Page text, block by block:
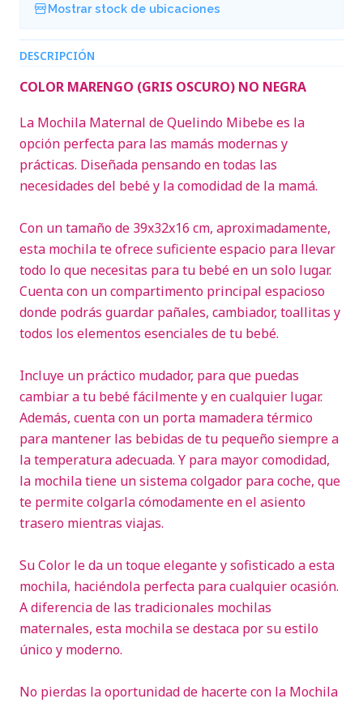
Mostrar stock de ubicaciones
DESCRIPCIÓN
COLOR MARENGO (GRIS OSCURO) NO NEGRA
La Mochila Maternal de Quelindo Mibebe es la
opción perfecta para las mamás modernas y
prácticas. Diseñada pensando en todas las
necesidades del bebé y la comodidad de la mamá.
Con un tamaño de 39x32x16 cm, aproximadamente,
esta mochila te ofrece suficiente espacio para llevar
todo lo que necesitas para tu bebé en un solo lugar.
Cuenta con un compartimento principal espacioso
donde podrás guardar pañales, cambiador, toallitas y
todos los elementos esenciales de tu bebé.
Incluye un práctico mudador, para que puedas
cambiar a tu bebé fácilmente y en cualquier lugar.
Además, cuenta con un porta mamadera térmico
para mantener las bebidas de tu pequeño siempre a
la temperatura adecuada. Y para mayor comodidad,
la mochila tiene un sistema colgador para coche, que
te permite colgarla cómodamente en el asiento
trasero mientras viajas.
Su Color le da un toque elegante y sofisticado a esta
mochila, haciéndola perfecta para cualquier ocasión.
A diferencia de las tradicionales mochilas
maternales, esta mochila se destaca por su estilo
único y moderno.
No pierdas la oportunidad de hacerte con la Mochila